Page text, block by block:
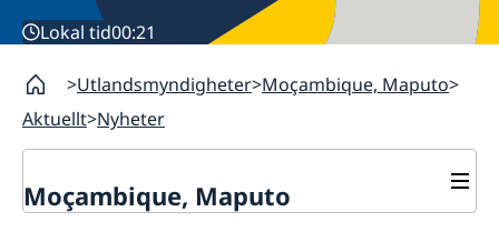
Lokal tid00:21
Utlandsmyndigheter Moçambique, Maputo
Aktuellt Nyheter
Moçambique, Maputo